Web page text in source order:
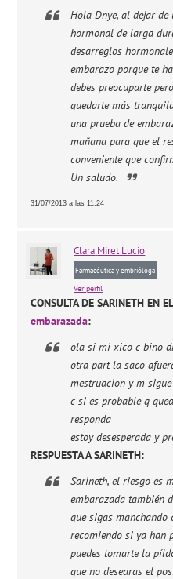
Hola Dnye, al dejar
hormonal de larga
desarreglos
embarazo porque te
debes preocuparte
quedarte más
una prueba de
mañana para que el
conveniente que
Un saludo.
31/07/2013 a las 11:24
Clara Miret Lucio
Farmacéutica y embrióloga
Ver perfil
CONSULTA DE SARINETH EN
embarazada:
ola si mi xico c bino
otra part la saco
mestruacion y m
c si es probable q
responda
estoy desesperada y
RESPUESTA A SARINETH:
Sarineth, el riesgo es
embarazada también
que sigas
recomiendo si ya han
puedes tomarte la
que no desearas el